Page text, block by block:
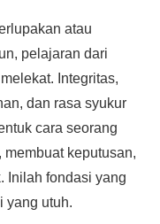
atau
pelajaran dari
Integritas,
dan rasa syukur
cara seorang
keputusan,
Inilah fondasi yang
yang utuh.